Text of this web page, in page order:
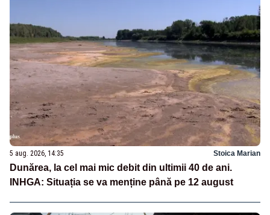
5 aug. 2026, 14:35 Stoica Marian
Dunărea, la cel mai mic debit din ultimii 40 de ani.
INHGA: Situația se va menține până pe 12 august